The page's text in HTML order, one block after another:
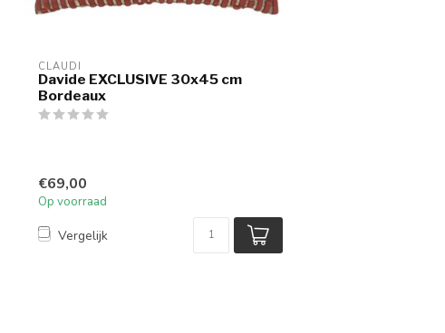
CLAUDI
Davide EXCLUSIVE 30x45 cm
Bordeaux
€69,00
Op voorraad
Vergelijk